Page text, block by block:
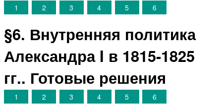
1 2 3 4 5 6
§6. Внутренняя политика
Александра I в 1815-1825
гг.. Готовые решения
1 2 3 4 5 6